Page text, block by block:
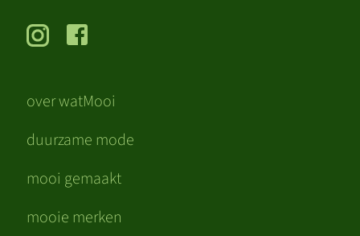
over watMooi
duurzame mode
mooi gemaakt
mooie merken